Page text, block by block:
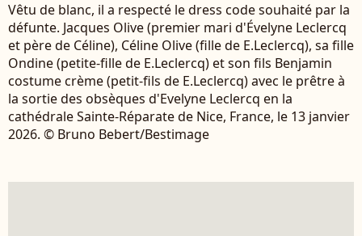
Vêtu de blanc, il a respecté le dress code souhaité par la
défunte. Jacques Olive (premier mari d'Évelyne Leclercq
et père de Céline), Céline Olive (fille de E.Leclercq), sa fille
Ondine (petite-fille de E.Leclercq) et son fils Benjamin
costume crème (petit-fils de E.Leclercq) avec le prêtre à
la sortie des obsèques d'Evelyne Leclercq en la
cathédrale Sainte-Réparate de Nice, France, le 13 janvier
2026. © Bruno Bebert/Bestimage